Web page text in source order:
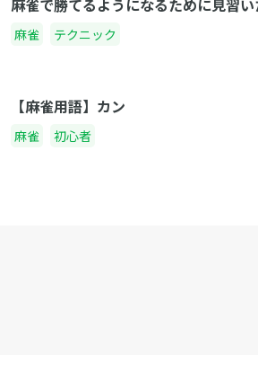
麻雀 テクニック
【麻雀用語】カン
麻雀 初心者